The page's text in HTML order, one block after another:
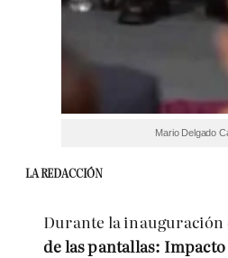
Mario Delgado
LA REDACCIÓN
Durante la inauguración
de las pantallas: